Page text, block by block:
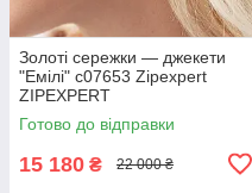
Золоті сережки — джекети
"Емілі" с07653 Zipexpert
ZIPEXPERT
Готово до відправки
15 180 ₴ 22 000 ₴